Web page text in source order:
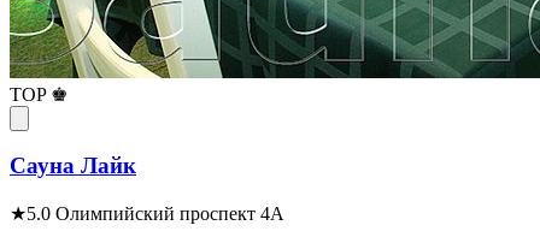
TOP ♚
Сауна Лайк
★5.0 Олимпийский проспект 4А